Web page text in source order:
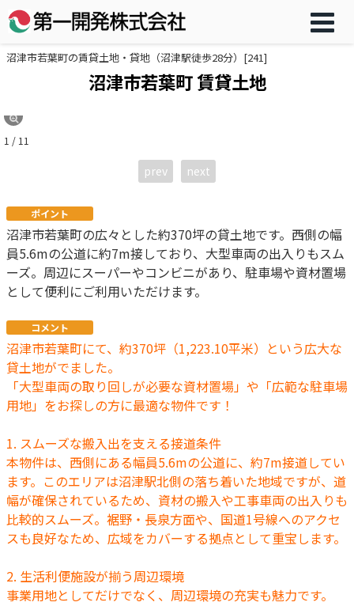
沼津市若葉町の賃貸土地・貸地（沼津駅徒歩28分）[241]
沼津市若葉町 賃貸土地
1 / 11
prev next
ポイント
沼津市若葉町の広々とした約370坪の貸土地です。西側の幅
員5.6mの公道に約7m接しており、大型車両の出入りもスム
ーズ。周辺にスーパーやコンビニがあり、駐車場や資材置場
として便利にご利用いただけます。
コメント
沼津市若葉町にて、約370坪（1,223.10平米）という広大な
貸土地がでました。
「大型車両の取り回しが必要な資材置場」や「広範な駐車場
用地」をお探しの方に最適な物件です！
1. スムーズな搬入出を支える接道条件
本物件は、西側にある幅員5.6mの公道に、約7m接道してい
ます。このエリアは沼津駅北側の落ち着いた地域ですが、道
幅が確保されているため、資材の搬入や工事車両の出入りも
比較的スムーズ。裾野・長泉方面や、国道1号線へのアクセ
スも良好なため、広域をカバーする拠点として重宝します。
2. 生活利便施設が揃う周辺環境
事業用地としてだけでなく、周辺環境の充実も魅力です。